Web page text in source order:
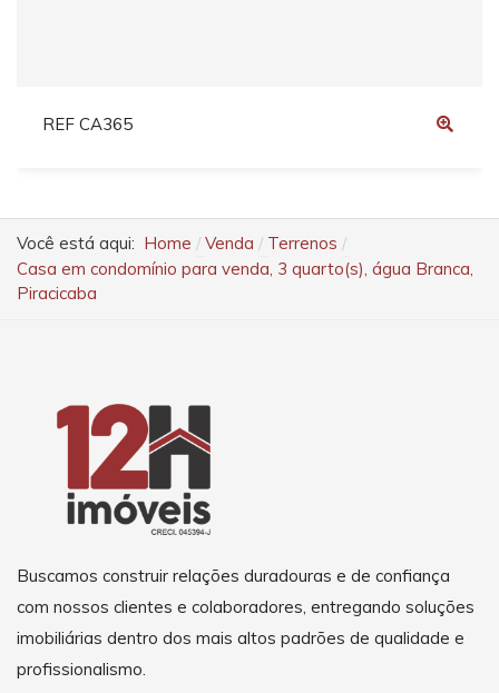
REF CA365
Você está aqui: Home Venda
Terrenos
Casa em condomínio para venda, 3 quarto(s), água Branca,
Piracicaba
Buscamos construir relações duradouras e de confiança
com nossos clientes e colaboradores, entregando soluções
imobiliárias dentro dos mais altos padrões de qualidade e
profissionalismo.